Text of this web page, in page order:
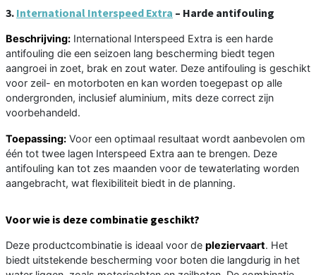
3. International Interspeed Extra – Harde antifouling
Beschrijving: International Interspeed Extra is een harde
antifouling die een seizoen lang bescherming biedt tegen
aangroei in zoet, brak en zout water. Deze antifouling is geschikt
voor zeil- en motorboten en kan worden toegepast op alle
ondergronden, inclusief aluminium, mits deze correct zijn
voorbehandeld.
Toepassing: Voor een optimaal resultaat wordt aanbevolen om
één tot twee lagen Interspeed Extra aan te brengen. Deze
antifouling kan tot zes maanden voor de tewaterlating worden
aangebracht, wat flexibiliteit biedt in de planning.
Voor wie is deze combinatie geschikt?
Deze productcombinatie is ideaal voor de pleziervaart. Het
biedt uitstekende bescherming voor boten die langdurig in het